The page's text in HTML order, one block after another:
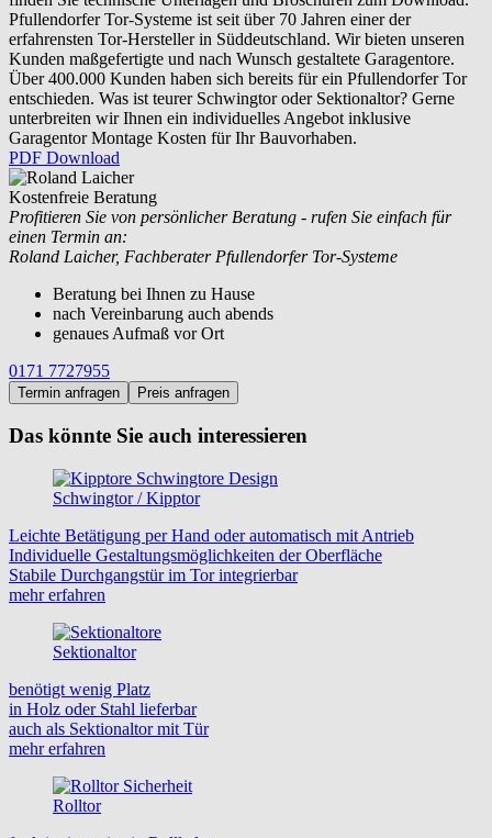
Pfullendorfer Tor-Systeme ist seit über 70 Jahren einer der
erfahrensten Tor-Hersteller in Süddeutschland. Wir bieten unseren
Kunden maßgefertigte und nach Wunsch gestaltete Garagentore.
Über 400.000 Kunden haben sich bereits für ein Pfullendorfer Tor
entschieden. Was ist teurer Schwingtor oder Sektionaltor? Gerne
unterbreiten wir Ihnen ein individuelles Angebot inklusive
Garagentor Montage Kosten für Ihr Bauvorhaben.
PDF Download
Kostenfreie Beratung
Profitieren Sie von persönlicher Beratung - rufen Sie einfach für
einen Termin an:
Roland Laicher, Fachberater Pfullendorfer Tor-Systeme
Beratung bei Ihnen zu Hause
nach Vereinbarung auch abends
genaues Aufmaß vor Ort
0171 7727955
Termin anfragen Preis anfragen
Das könnte Sie auch interessieren
Schwingtor / Kipptor
Leichte Betätigung per Hand oder automatisch mit Antrieb
Individuelle Gestaltungsmöglichkeiten der Oberfläche
Stabile Durchgangstür im Tor integrierbar
mehr erfahren
Sektionaltor
benötigt wenig Platz
in Holz oder Stahl lieferbar
auch als Sektionaltor mit Tür
mehr erfahren
Rolltor